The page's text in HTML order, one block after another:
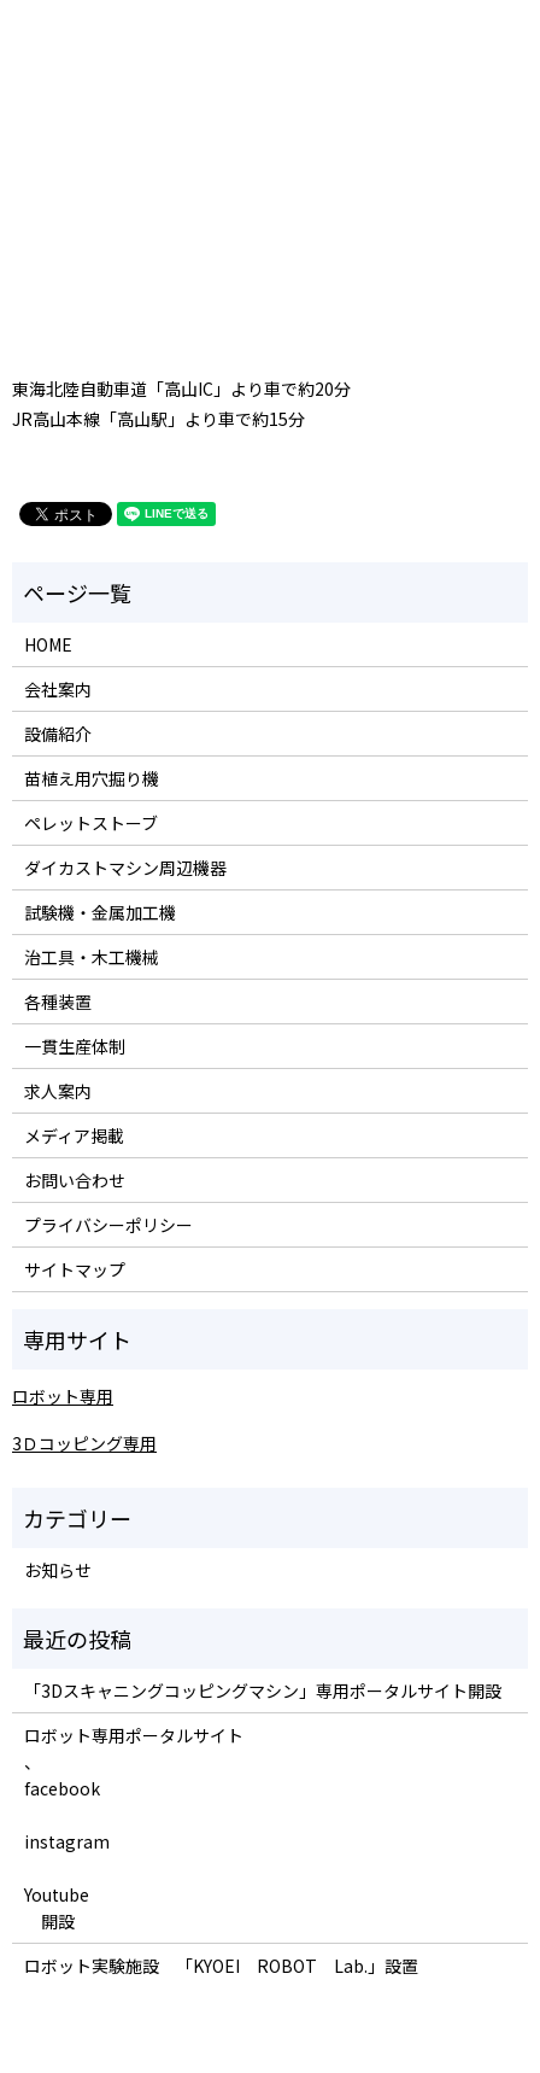
東海北陸自動車道「高山IC」より車で約20分
JR高山本線「高山駅」より車で約15分
HOME
会社案内
設備紹介
苗植え用穴掘り機
ペレットストーブ
ダイカストマシン周辺機器
試験機・金属加工機
治工具・木工機械
各種装置
一貫生産体制
求人案内
メディア掲載
お問い合わせ
プライバシーポリシー
サイトマップ
ロボット専用
3Ｄコッピング専用
お知らせ
「3Dスキャニングコッピングマシン」専用ポータルサイト開設
ロボット専用ポータルサイト
、
facebook
instagram
Youtube
開設
ロボット実験施設 「KYOEI ROBOT Lab.」設置